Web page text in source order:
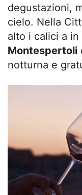
degustazioni,
cielo. Nella
alto i calici a
Montespertoli
notturna e